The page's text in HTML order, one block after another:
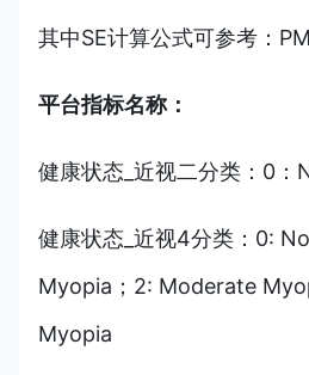
其中SE计算公式可参考：
平台指标名称：
健康状态_近视二分类：0：
健康状态_近视4分类：0:
Myopia；2: Moderate
Myopia